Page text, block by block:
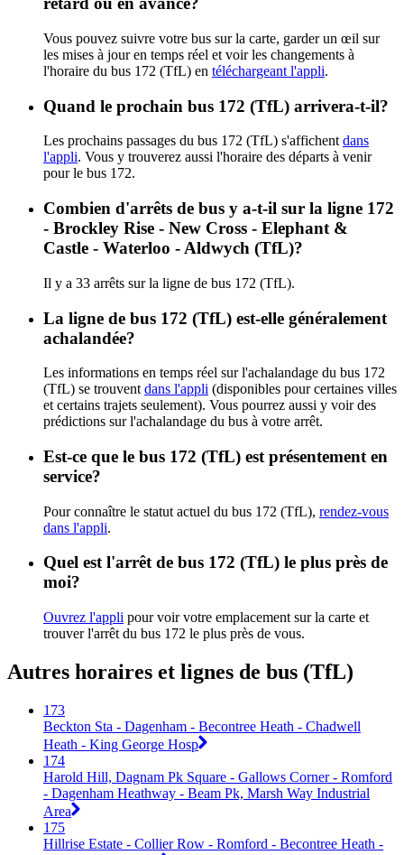
Vous pouvez suivre votre bus sur la carte, garder un œil sur
les mises à jour en temps réel et voir les changements à
l'horaire du bus 172 (TfL) en téléchargeant l'appli.
Quand le prochain bus 172 (TfL) arrivera-t-il?
Les prochains passages du bus 172 (TfL) s'affichent dans
l'appli. Vous y trouverez aussi l'horaire des départs à venir
pour le bus 172.
Combien d'arrêts de bus y a-t-il sur la ligne 172
- Brockley Rise - New Cross - Elephant &
Castle - Waterloo - Aldwych (TfL)?
Il y a 33 arrêts sur la ligne de bus 172 (TfL).
La ligne de bus 172 (TfL) est-elle généralement
achalandée?
Les informations en temps réel sur l'achalandage du bus 172
(TfL) se trouvent dans l'appli (disponibles pour certaines villes
et certains trajets seulement). Vous pourrez aussi y voir des
prédictions sur l'achalandage du bus à votre arrêt.
Est-ce que le bus 172 (TfL) est présentement en
service?
Pour connaître le statut actuel du bus 172 (TfL), rendez-vous
dans l'appli.
Quel est l'arrêt de bus 172 (TfL) le plus près de
moi?
Ouvrez l'appli pour voir votre emplacement sur la carte et
trouver l'arrêt du bus 172 le plus près de vous.
Autres horaires et lignes de bus (TfL)
173
Beckton Sta - Dagenham - Becontree Heath - Chadwell
Heath - King George Hosp
174
Harold Hill, Dagnam Pk Square - Gallows Corner - Romford
- Dagenham Heathway - Beam Pk, Marsh Way Industrial
Area
175
Hillrise Estate - Collier Row - Romford - Becontree Heath -